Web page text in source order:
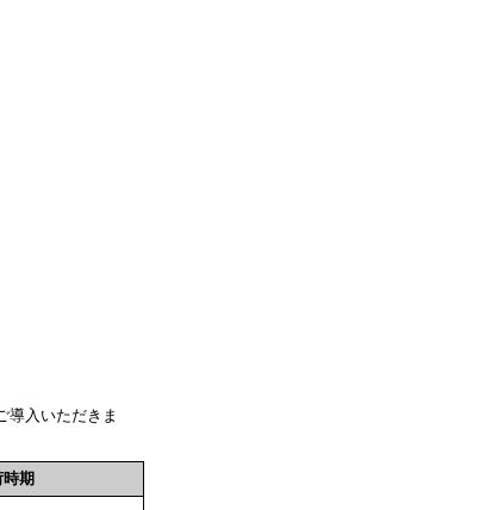
導入いただきま
期